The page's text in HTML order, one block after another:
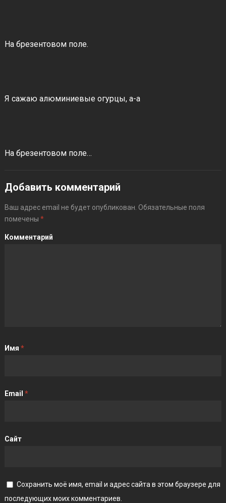
На брезентовом поле.
Я сажаю алюминиевые огурцы, а-а
На брезентовом поле…
Добавить комментарий
Ваш адрес email не будет опубликован. Обязательные поля
помечены *
Комментарий
Имя *
Email *
Сайт
Сохранить моё имя, email и адрес сайта в этом браузере для
последующих моих комментариев.